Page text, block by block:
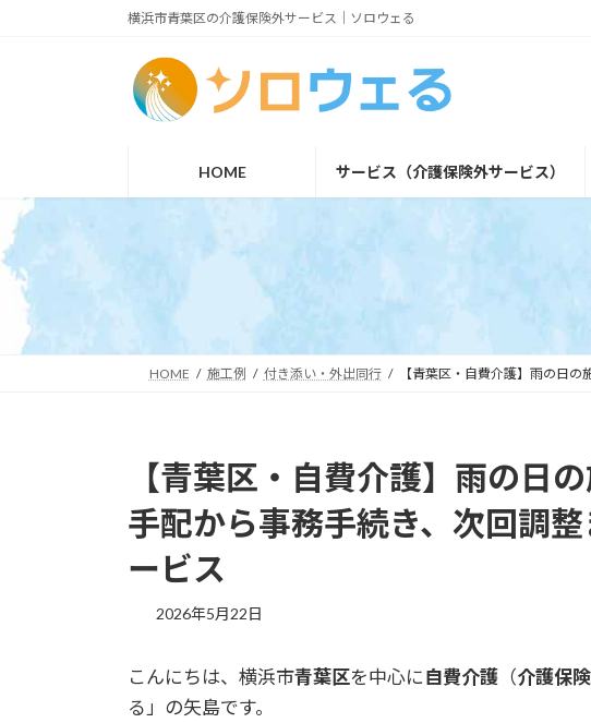
キ
ッ
に
移
横浜市青葉区の介護保険外サービス｜ソロウェる
HOME サービス（介護保険外サービス）
HOME 施工例 付き添い・外出同行 【青葉区・自費介護】雨の日
【青葉区・自費介護】雨の日
手配から事務手続き、次回調
ービス
2026年5月22日
こんにちは、横浜市青葉区を中心に自費介護 （介護保
る」の矢島です。